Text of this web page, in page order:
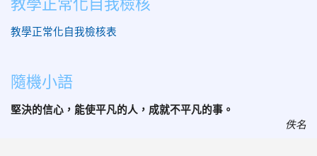
教學正常化自我檢核表
隨機小語
堅決的信心，能使平凡的人，成就不平凡的事。
佚名